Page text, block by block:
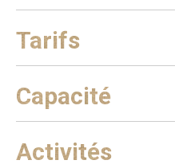
Tarifs
Capacité
Activités